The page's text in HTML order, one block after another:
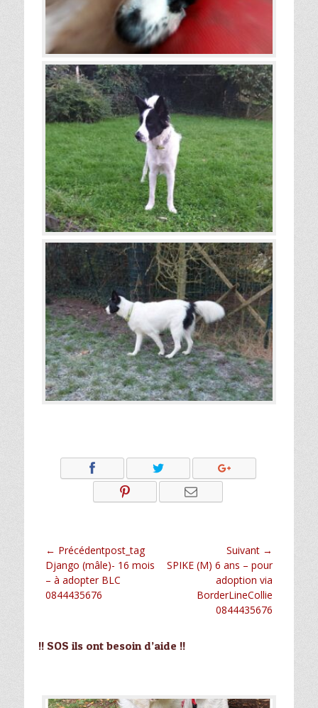
Navigation
de
l’article
← Précédentpost_tag
Article
précédent :
Django (mâle)- 16 mois
– à adopter BLC
0844435676
Suivant →
Article
SPIKE (M) 6 ans – pour
adoption via
BorderLineCollie
0844435676
!! SOS ils ont besoin d’aide !!